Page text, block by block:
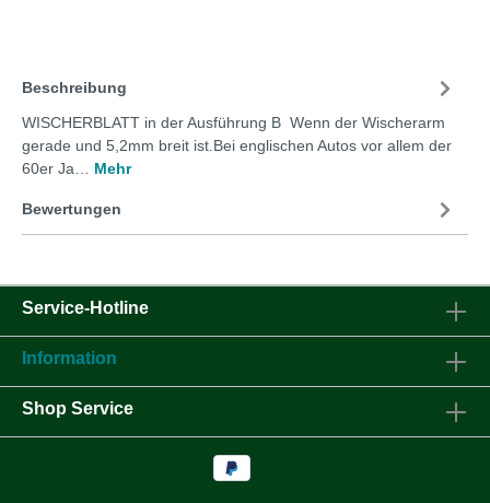
Beschreibung
WISCHERBLATT in der Ausführung B Wenn der Wischerarm
gerade und 5,2mm breit ist.Bei englischen Autos vor allem der
60er Ja… Mehr
Bewertungen
Service-Hotline
Information
Shop Service